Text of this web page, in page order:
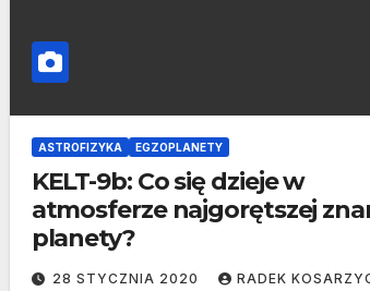
ASTROFIZYKA EGZOPLANETY
KELT-9b: Co się dzieje w
atmosferze najgorętszej
planety?
28 STYCZNIA 2020 RADEK